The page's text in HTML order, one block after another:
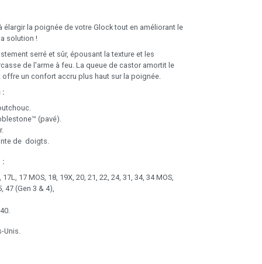
élargir la poignée de votre Glock tout en améliorant le
solution !
serré et sûr, épousant la texture et les
de l'arme à feu. La queue de castor amortit le
offre un confort accru plus haut sur la poignée.
:
(pavé).
de doigts.
:
17 MOS, 18, 19X, 20, 21, 22, 24, 31, 34, 34 MOS,
47 (Gen 3 & 4),
Unis.